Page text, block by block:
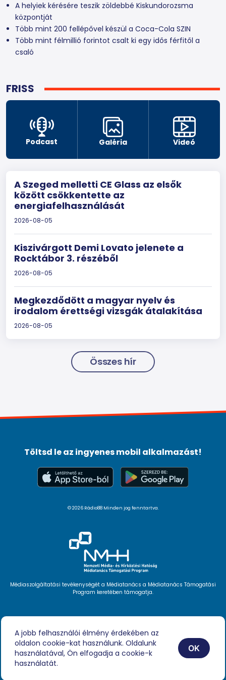
FRISS
Podcast Galéria Videó
A Szeged melletti CE Glass az elsők
között csökkentette az
energiafelhasználását
2026-08-05
Kiszivárgott Demi Lovato jelenete a
Rocktábor 3. részéből
2026-08-05
Megkezdődött a magyar nyelv és
irodalom érettségi vizsgák átalakítása
2026-08-05
Összes hír
A helyiek kérésére teszik zöldebbé Kiskundorozsma
központját
Több mint 200 fellépővel készül a Coca-Cola SZIN
Több mint félmillió forintot csalt ki egy idős férfitől a
csaló
Videóink
Podcast
Híreink
Impresszum
Töltsd le az ingyenes mobil alkalmazást!
© 2026 Rádio88 Minden jog fenntartva.
Médiaszolgáltatási tevékenységét a Médiatanács a Médiatanács Támogatási
Program keretében támogatja.
A jobb felhasználói élmény érdekében az
oldalon cookie-kat használunk. Oldalunk
használatával, Ön elfogadja a cookie-k
használatát.
OK